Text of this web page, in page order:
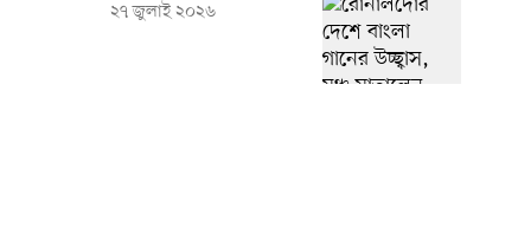
২৭ জুলাই ২০২৬